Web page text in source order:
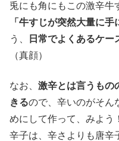
兎にも角にもこの激辛牛
「牛すじが突然大量に手
う、
日常でよくあるケー
（真顔）
なお、 激辛とは言うもの
きるので、辛いのがそん
めにして作って、みよう
辛子は、辛さよりも唐辛